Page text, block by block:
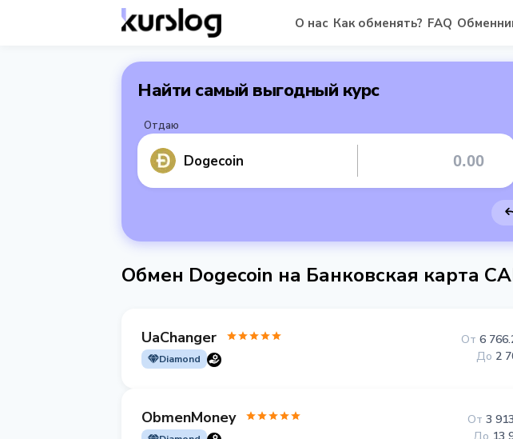
О нас Как обменять? FAQ
Найти самый выгодный курс
Отдаю
Dogecoin
Обмен Dogecoin на Банковская карта
UaChanger
Diamond
От 6
До 2
ObmenMoney От 3